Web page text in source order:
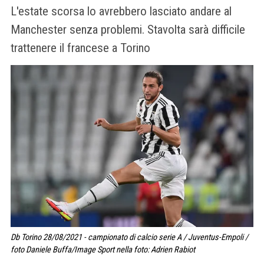
L'estate scorsa lo avrebbero lasciato andare al
Manchester senza problemi. Stavolta sarà difficile
trattenere il francese a Torino
Db Torino 28/08/2021 - campionato di calcio serie A / Juventus-Empoli /
foto Daniele Buffa/Image Sport nella foto: Adrien Rabiot